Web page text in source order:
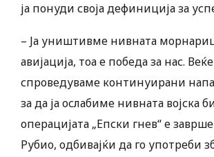
ја понуди своја дефиниција за
– Ја уништивме нивната
авијација, тоа е победа за нас.
спроведуваме континуирани
за да ја ослабиме нивната војска
операцијата „Епски гнев“ е
Рубио, одбивајќи да го употреби